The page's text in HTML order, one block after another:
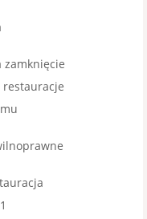
restauracje